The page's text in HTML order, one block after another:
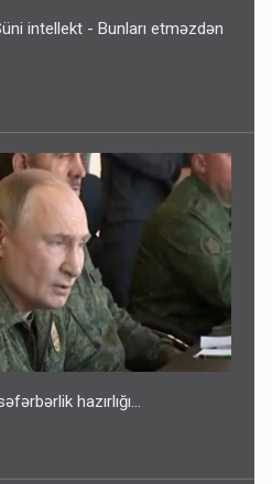
intellekt - Bunları etməzdən
hazırlığı...